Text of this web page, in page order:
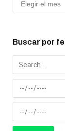
Buscar por